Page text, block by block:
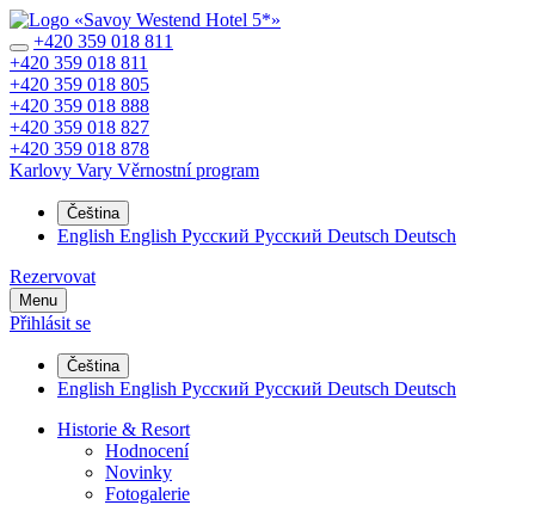
+420 359 018 811
+420 359 018 811
+420 359 018 805
+420 359 018 888
+420 359 018 827
+420 359 018 878
Karlovy Vary Věrnostní program
Čeština
English English Русский Русский Deutsch Deutsch
Rezervovat
Menu
Přihlásit se
Čeština
English English Русский Русский Deutsch Deutsch
Historie & Resort
Hodnocení
Novinky
Fotogalerie